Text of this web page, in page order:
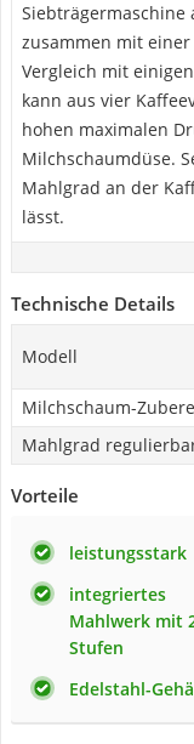
zusammen mit
Vergleich mit
kann aus vier
hohen maximalen
Milchschaumdüse.
Mahlgrad an der
lässt.
Technische Details
Modell
Milchschaum-
Mahlgrad
Vorteile
leistungsstark
integriertes
Mahlwerk mit
Stufen
Edelstahl-